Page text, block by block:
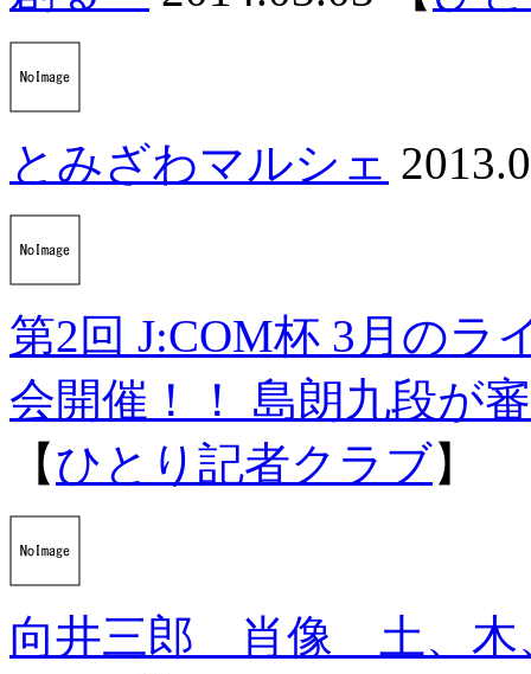
とみざわマルシェ
第2回 J:COM杯 3月のラ
会開催！！ 島朗九段が
【ひとり記者クラブ】
向井三郎 肖像 土、木